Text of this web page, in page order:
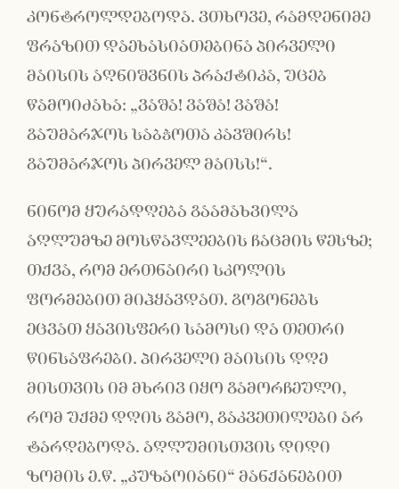
კონტროლდებოდა. ვთხოვე, რამდენიმე
ფრაზით დაეხასიათებინა პირველი
მაისის აღნიშვნის პრაქტიკა, უცებ
წამოიძახა: „ვაშა! ვაშა! ვაშა!
გაუმარჯოს საბჭოთა კავშირს!
გაუმარჯოს პირველ მაისს!“.
ნინომ ყურადღება გაამახვილა
აღლუმზე მოსწავლეების ჩაცმის წესზე;
თქვა, რომ ერთნაირი სკოლის
ფორმებით მიჰყავდათ. გოგონებს
ეცვათ ყავისფერი სამოსი და თეთრი
წინსაფრები. პირველი მაისის დღე
მისთვის იმ მხრივ იყო გამორჩეული,
რომ უქმე დღის გამო, გაკვეთილები არ
ტარდებოდა. აღლუმისთვის დიდი
ზომის ე.წ. „კუზაოიანი“ მანქანებით